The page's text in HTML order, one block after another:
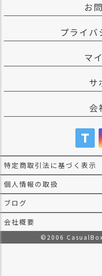
お
プライバ
マ
サ
会
特定商取引法に基づく表示
個人情報の取扱
ブログ
会社概要
©2006